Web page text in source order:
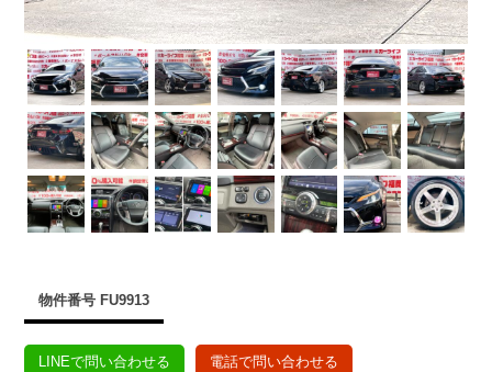
物件番号 FU9913
LINEで問い合わせる 電話で問い合わせる